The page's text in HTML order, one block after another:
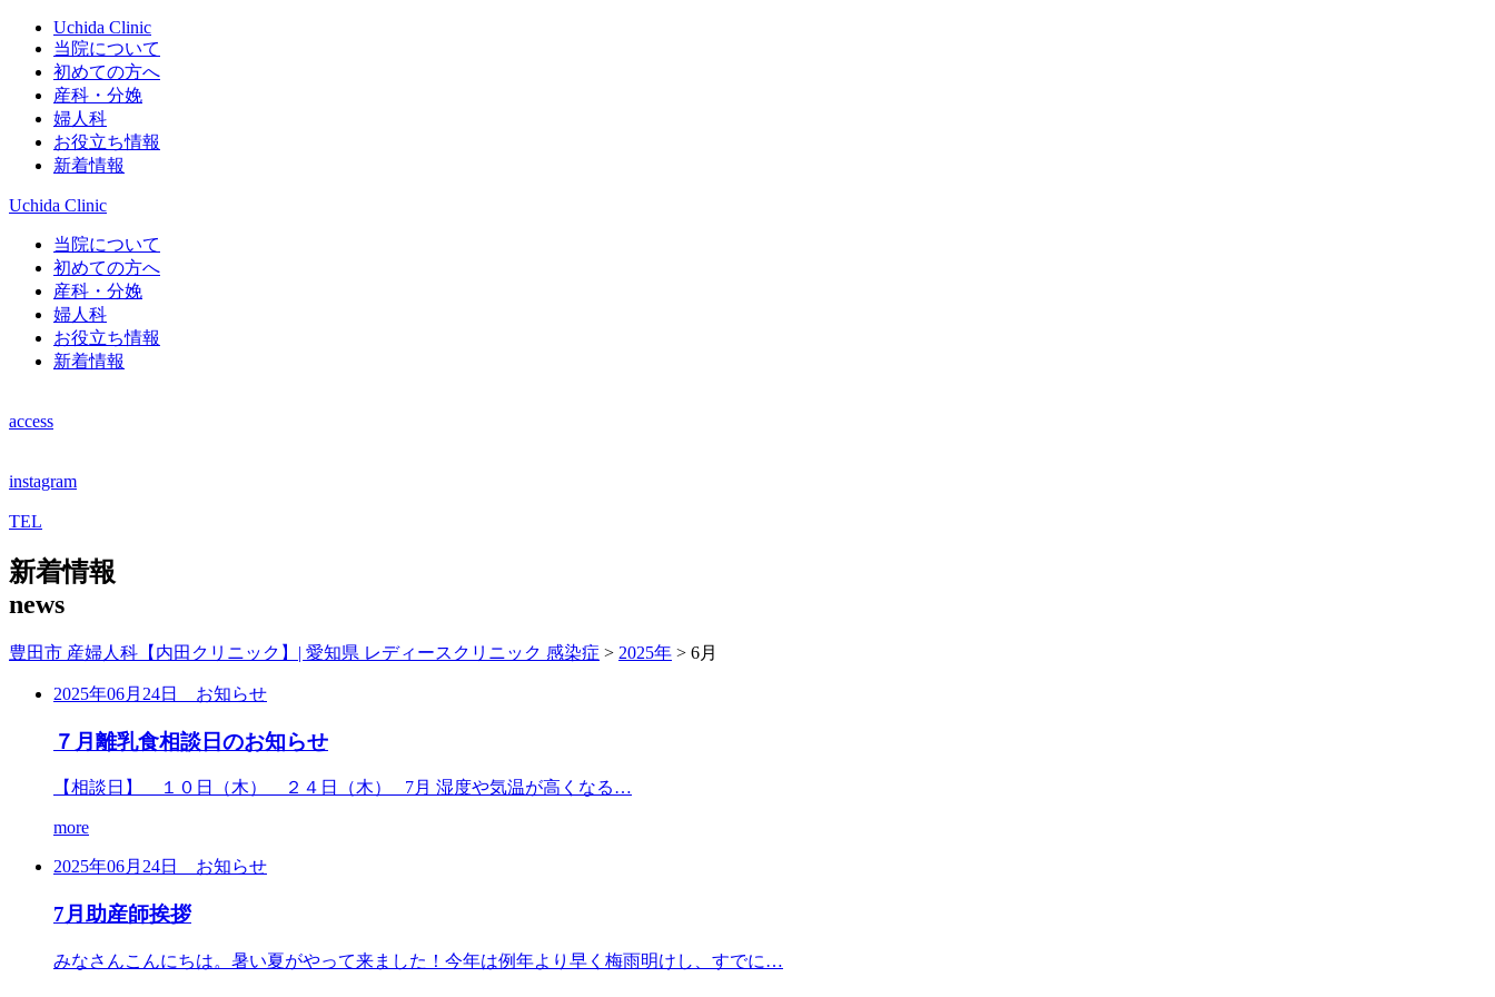
Uchida Clinic
当院について
初めての方へ
産科・分娩
婦人科
お役立ち情報
新着情報
Uchida Clinic
当院について
初めての方へ
産科・分娩
婦人科
お役立ち情報
新着情報
access
instagram
TEL
新着情報
news
豊田市 産婦人科【内田クリニック】| 愛知県 レディースクリニック 感染症 > 2025年 > 6月
2025年06月24日 お知らせ
７月離乳食相談日のお知らせ
【相談日】 １０日（木） ２４日（木） 7月 湿度や気温が高くなる…
more
2025年06月24日 お知らせ
7月助産師挨拶
みなさんこんにちは。暑い夏がやって来ました！今年は例年より早く梅雨明けし、すでに…